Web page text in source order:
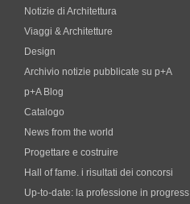
Notizie di Architettura
Viaggi & Architetture
Design
Archivio notizie pubblicate su p+A
p+A Blog
Catalogo
News from the world
Progettare e costruire
Hall of fame. i risultati dei concorsi
Up-to-date: la professione in progress